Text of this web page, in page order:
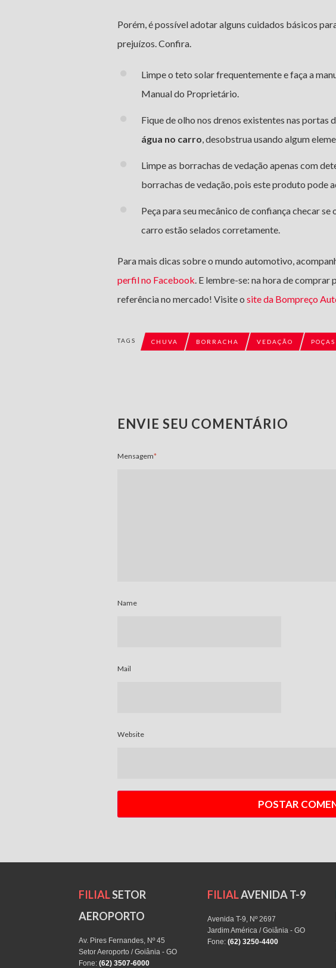
Porém, é possível adotar alguns cuidados básicos
prejuízos. Confira.
Limpe o teto solar frequentemente e faça a
Manual do Proprietário.
Fique de olho nos drenos existentes nas portas
água no carro, desobstrua usando algum
Limpe as borrachas de vedação apenas com
borrachas de vedação, pois este produto pode
Peça para seu mecânico de confiança checar
carro estão selados corretamente.
Para mais dicas sobre o mundo automotivo,
perfil no Facebook. E lembre-se: na hora de comprar
referência no mercado! Visite o site da Bompreço
TAGS CHUVA BORRACHA VEDAÇÃO POÇAS
ENVIE SEU COMENTÁRIO
Mensagem*
Name
Mail
Website
FILIALSETOR
AEROPORTO
Av. Pires Fernandes, Nº 45
Setor Aeroporto / Goiânia - GO
Fone: (62) 3507-6000
FILIALAVENIDA T-9
Avenida T-9, Nº 2697
Jardim América / Goiânia - GO
Fone: (62) 3250-4400